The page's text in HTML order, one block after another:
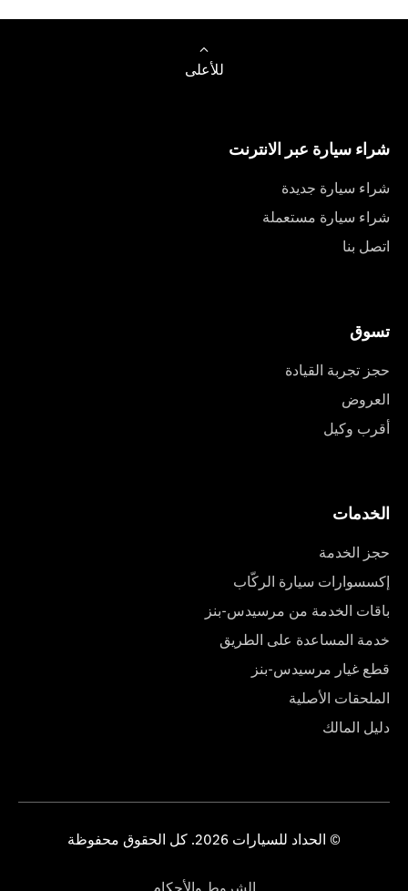
للأعلى
شراء سيارة عبر الانترنت
شراء سيارة جديدة
شراء سيارة مستعملة
اتصل بنا
تسوق
حجز تجربة القيادة
العروض
أقرب وكيل
الخدمات
حجز الخدمة
إكسسوارات سيارة الركّاب
باقات الخدمة من مرسيدس-بنز
خدمة المساعدة على الطريق
قطع غيار مرسيدس-بنز
الملحقات الأصلية
دليل المالك
© الحداد للسيارات 2026. كل الحقوق محفوظة